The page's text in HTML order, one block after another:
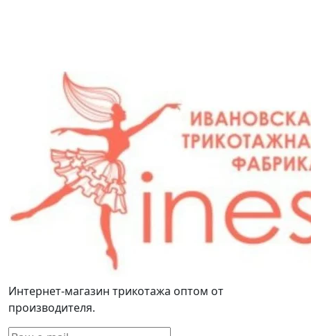
Интернет-магазин трикотажа оптом от
производителя.